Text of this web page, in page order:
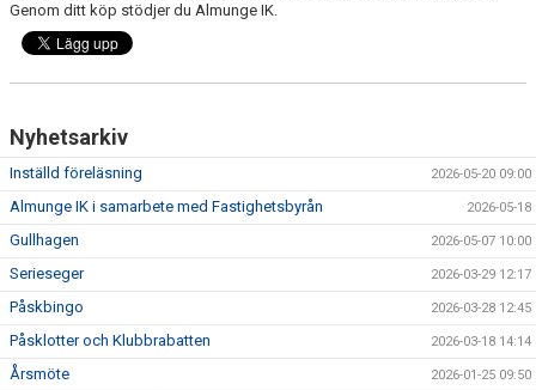
Genom ditt köp stödjer du Almunge IK.
Nyhetsarkiv
Inställd föreläsning 2026-05-20 09:00
Almunge IK i samarbete med Fastighetsbyrån 2026-05-18
Gullhagen 2026-05-07 10:00
Serieseger 2026-03-29 12:17
Påskbingo 2026-03-28 12:45
Påsklotter och Klubbrabatten 2026-03-18 14:14
Årsmöte 2026-01-25 09:50